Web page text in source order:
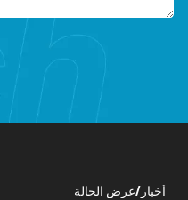
أخبار/عرض الحالة